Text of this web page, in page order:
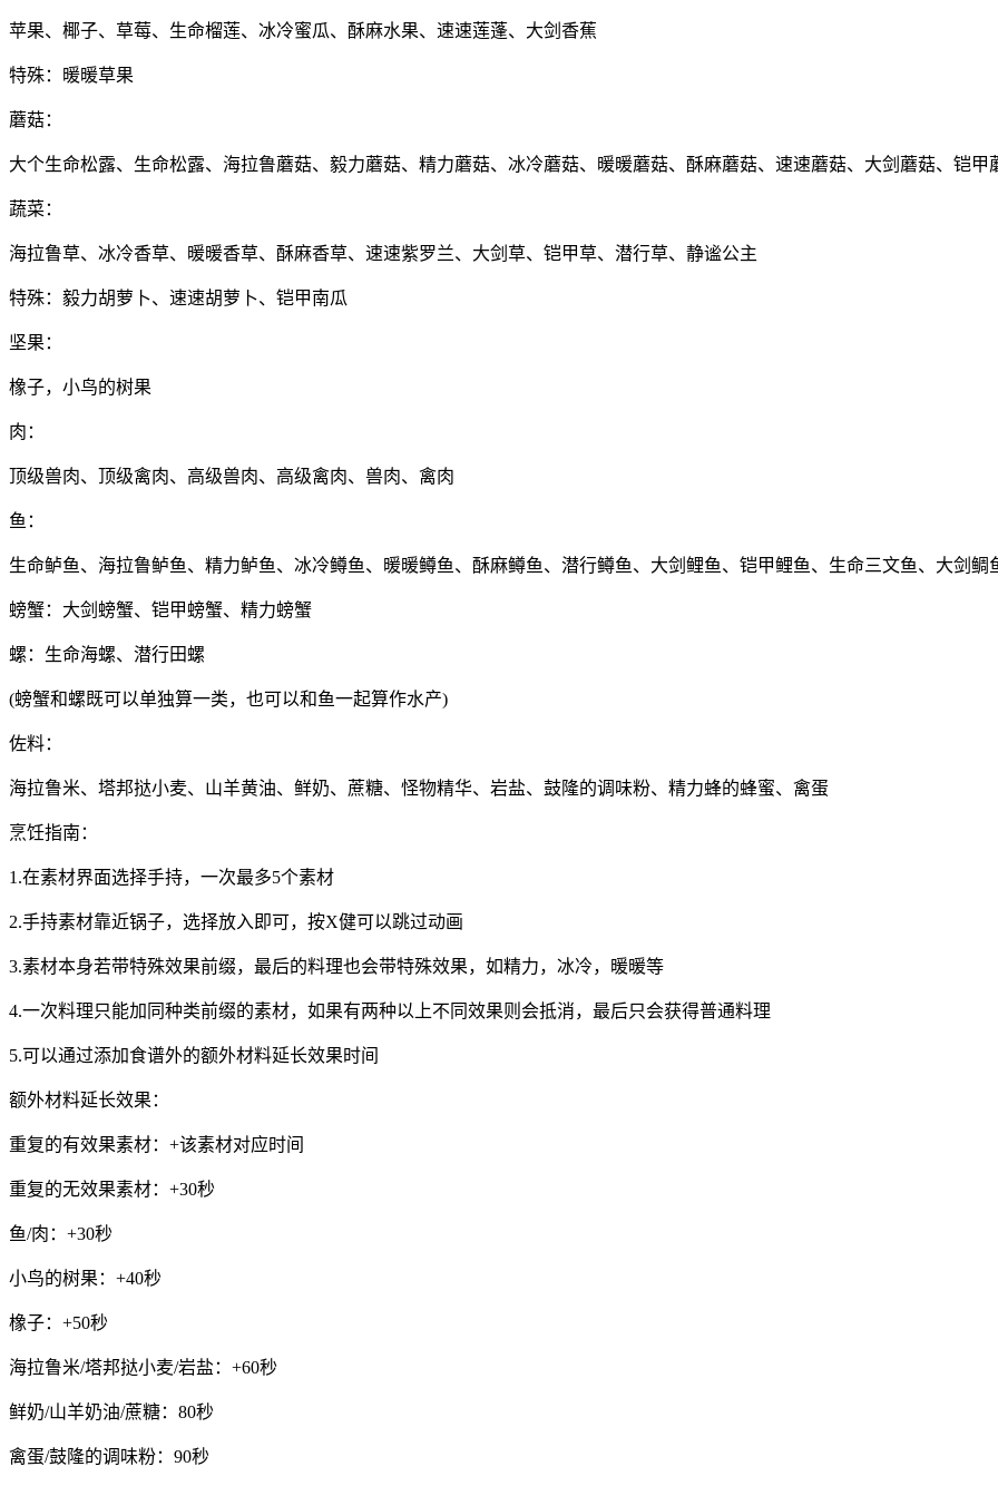
苹果、椰子、草莓、生命榴莲、冰冷蜜瓜、酥麻水果、速速莲蓬、大剑香蕉
特殊：暖暖草果
蘑菇：
大个生命松露、生命松露、海拉鲁蘑菇、毅力蘑菇、精力蘑菇、冰冷蘑菇、暖暖蘑菇、酥麻蘑菇、速速蘑菇、大剑蘑菇、铠甲
蔬菜：
海拉鲁草、冰冷香草、暖暖香草、酥麻香草、速速紫罗兰、大剑草、铠甲草、潜行草、静谧公主
特殊：毅力胡萝卜、速速胡萝卜、铠甲南瓜
坚果：
橡子，小鸟的树果
肉：
顶级兽肉、顶级禽肉、高级兽肉、高级禽肉、兽肉、禽肉
鱼：
生命鲈鱼、海拉鲁鲈鱼、精力鲈鱼、冰冷鳟鱼、暖暖鳟鱼、酥麻鳟鱼、潜行鳟鱼、大剑鲤鱼、铠甲鲤鱼、生命三文鱼、大剑鲷
螃蟹：大剑螃蟹、铠甲螃蟹、精力螃蟹
螺：生命海螺、潜行田螺
(螃蟹和螺既可以单独算一类，也可以和鱼一起算作水产)
佐料：
海拉鲁米、塔邦挞小麦、山羊黄油、鲜奶、蔗糖、怪物精华、岩盐、鼓隆的调味粉、精力蜂的蜂蜜、禽蛋
烹饪指南：
1.在素材界面选择手持，一次最多5个素材
2.手持素材靠近锅子，选择放入即可，按X健可以跳过动画
3.素材本身若带特殊效果前缀，最后的料理也会带特殊效果，如精力，冰冷，暖暖等
4.一次料理只能加同种类前缀的素材，如果有两种以上不同效果则会抵消，最后只会获得普通料理
5.可以通过添加食谱外的额外材料延长效果时间
额外材料延长效果：
重复的有效果素材：+该素材对应时间
重复的无效果素材：+30秒
鱼/肉：+30秒
小鸟的树果：+40秒
橡子：+50秒
海拉鲁米/塔邦挞小麦/岩盐：+60秒
鲜奶/山羊奶油/蔗糖：80秒
禽蛋/鼓隆的调味粉：90秒